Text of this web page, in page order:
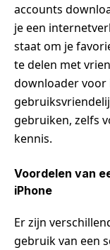
accounts
je een
staat om je
te delen met
downloader voor
gebruiken, zelfs
kennis.
Voordelen van
iPhone
Er zijn
gebruik van een